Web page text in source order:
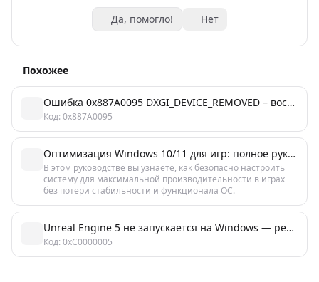
Да, помогло! Нет
Похожее
Ошибка 0x887A0095 DXGI_DEVICE_REMOVED – восстановление графического адаптера в Windows 10/11
Код: 0x887A0095
Оптимизация Windows 10/11 для игр: полное руководство по настройке
В этом руководстве вы узнаете, как безопасно настроить
систему для максимальной производительности в играх
без потери стабильности и функционала ОС.
Unreal Engine 5 не запускается на Windows — решение проблемы запуска
Код: 0xC0000005